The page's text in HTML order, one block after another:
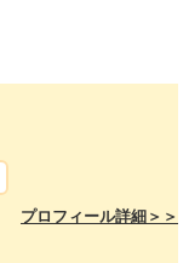
プロフィール詳細＞＞